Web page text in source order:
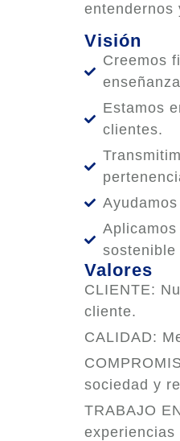
entendernos
Visión
Creemos
Estamos
clientes.
sostenible
Valores
CLIENTE:
cliente.
CALIDAD:
sociedad y
TRABAJO